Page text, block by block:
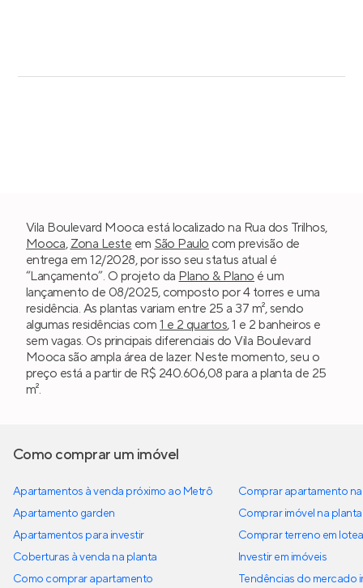
Vila Boulevard Mooca está localizado na Rua dos Trilhos,
Mooca, Zona Leste em São Paulo com previsão de
entrega em 12/2028, por isso seu status atual é
“Lançamento”. O projeto da Plano & Plano é um
lançamento de 08/2025, composto por 4 torres e uma
residência. As plantas variam entre 25 a 37 m², sendo
algumas residências com 1 e 2 quartos, 1 e 2 banheiros e
sem vagas. Os principais diferenciais do Vila Boulevard
Mooca são ampla área de lazer. Neste momento, seu o
preço está a partir de R$ 240.606,08 para a planta de 25
m².
Como comprar um imóvel
Apartamentos à venda próximo ao Metrô
Apartamento garden
Apartamentos para investir
Coberturas à venda na planta
Como comprar apartamento
Comprar apartamento
Comprar imóvel na planta
Comprar terreno em
Investir em imóveis
Tendências do mercado